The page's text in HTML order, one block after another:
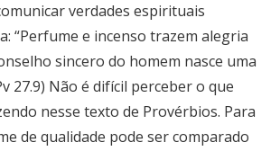
verdades espirituais
“Perfume e incenso trazem alegria
sincero do homem nasce uma
27.9) Não é difícil perceber o que
nesse texto de Provérbios. Para
de qualidade pode ser comparado